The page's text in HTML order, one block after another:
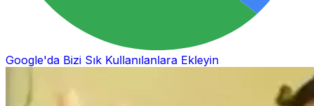
Google'da Bizi Sık Kullanılanlara Ekleyin